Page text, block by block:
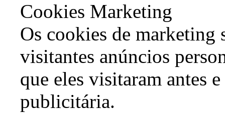
Cookies Marketing
Os cookies de marketing
visitantes anúncios
que eles visitaram antes
publicitária.